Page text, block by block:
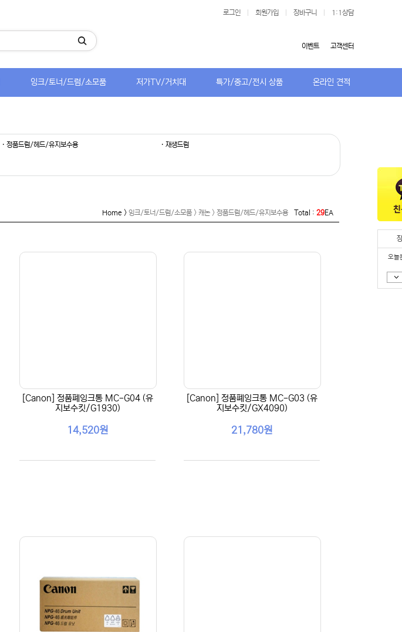
로그인 회원가입 장바구니 1:1상담
고객센터
이벤트
잉크/토너/드럼/소모품 저가TV/거치대 특가/중고/전시 상품 온라인 견적
오늘
· 정품드럼/헤드/유지보수용 · 재생드럼
Home > 잉크/토너/드럼/소모품 > 캐논 > 정품드럼/헤드/유지보수용 Total : 29EA
[Canon] 정품폐잉크통 MC-G04 (유
지보수킷/G1930)
14,520원
[Canon] 정품폐잉크통 MC-G03 (유
지보수킷/GX4090)
21,780원